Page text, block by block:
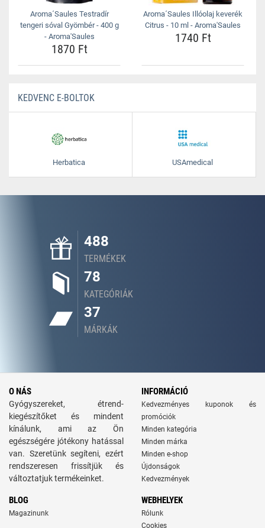
Aroma´Saules Testradír
tengeri sóval Gyömbér - 400 g
- Aroma'Saules
1870 Ft
Aroma´Saules Illóolaj keverék
Citrus - 10 ml - Aroma'Saules
1740 Ft
KEDVENC E-BOLTOK
Herbatica USAmedical
488
TERMÉKEK
78
KATEGÓRIÁK
37
MÁRKÁK
O NÁS
Gyógyszereket, étrend-
kiegészítőket és mindent
kínálunk, ami az Ön
egészségére jótékony hatással
van. Szeretünk segíteni, ezért
rendszeresen frissítjük és
változtatjuk termékeinket.
INFORMÁCIÓ
Kedvezményes kuponok és
promóciók
Minden kategória
Minden márka
Minden e-shop
Újdonságok
Kedvezmények
BLOG
Magazinunk
WEBHELYEK
Rólunk
Cookies